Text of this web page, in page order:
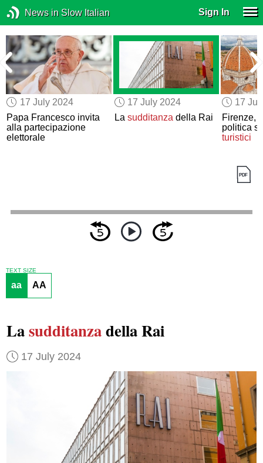
News in Slow Italian Sign In
17 July 2024
Papa Francesco invita
alla partecipazione
elettorale
17 July 2024
La sudditanzadella Rai
17
Firenze,
politica
turistici
TEXT SIZE
aa AA
Lasudditanzadella Rai
17 July 2024